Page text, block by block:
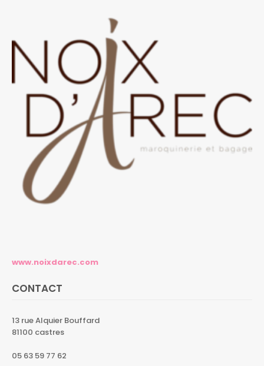
www.noixdarec.com
CONTACT
13 rue Alquier Bouffard
81100 castres
05 63 59 77 62